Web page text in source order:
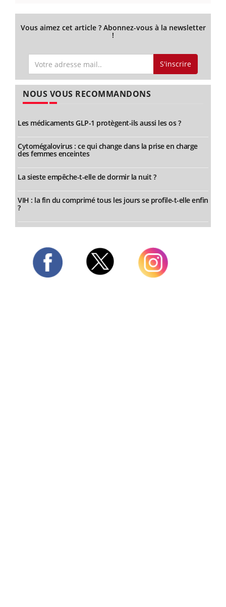
Vous aimez cet article ? Abonnez-vous à la newsletter
!
S'inscrire
NOUS VOUS RECOMMANDONS
Les médicaments GLP-1 protègent-ils aussi les os ?
Cytomégalovirus : ce qui change dans la prise en charge
des femmes enceintes
La sieste empêche-t-elle de dormir la nuit ?
VIH : la fin du comprimé tous les jours se profile-t-elle enfin
?